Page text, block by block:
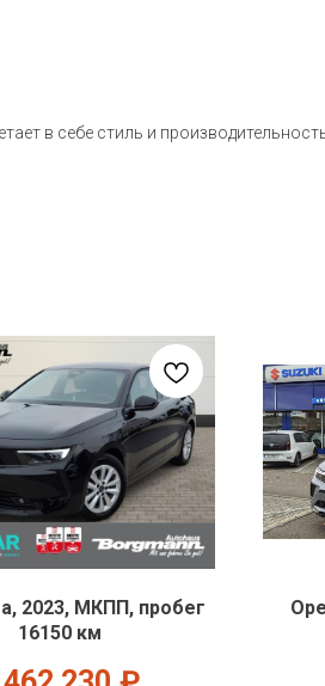
в себе стиль и
2023, МКПП, пробег
16150 км